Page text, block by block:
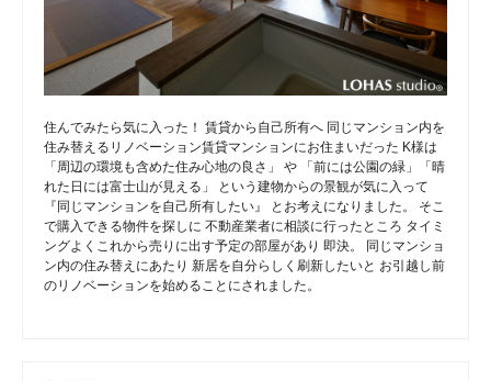
住んでみたら気に入った！ 賃貸から自己所有へ 同じマンション内を
住み替えるリノベーション賃貸マンションにお住まいだった K様は
「周辺の環境も含めた住み心地の良さ」 や 「前には公園の緑」「晴
れた日には富士山が見える」 という建物からの景観が気に入って
『同じマンションを自己所有したい』 とお考えになりました。 そこ
で購入できる物件を探しに 不動産業者に相談に行ったところ タイミ
ングよくこれから売りに出す予定の部屋があり 即決。 同じマンショ
ン内の住み替えにあたり 新居を自分らしく刷新したいと お引越し前
のリノベーションを始めることにされました。